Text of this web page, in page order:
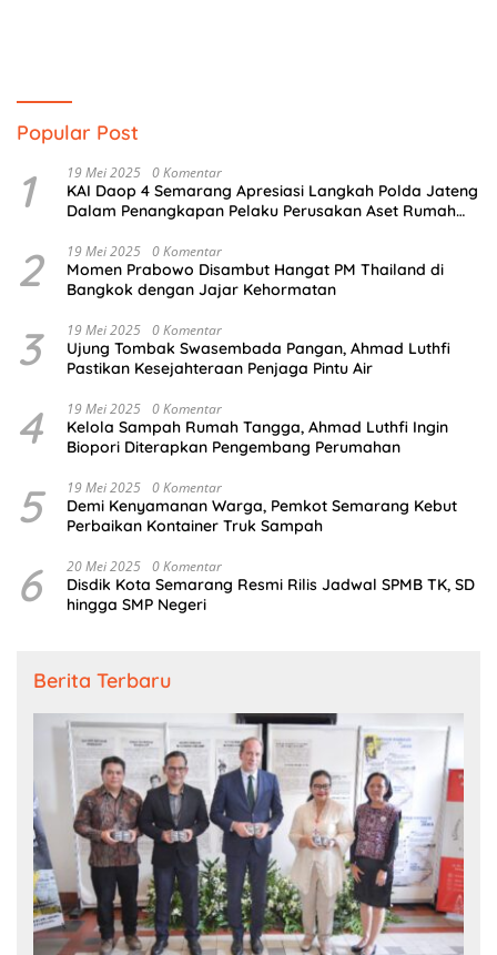
Popular Post
1 19 Mei 2025 0 Komentar
KAI Daop 4 Semarang Apresiasi Langkah Polda Jateng
Dalam Penangkapan Pelaku Perusakan Aset Rumah
2 19 Mei 2025 0 Komentar
Momen Prabowo Disambut Hangat PM Thailand di
Bangkok dengan Jajar Kehormatan
3 19 Mei 2025 0 Komentar
Ujung Tombak Swasembada Pangan, Ahmad Luthfi
Pastikan Kesejahteraan Penjaga Pintu Air
4 19 Mei 2025 0 Komentar
Kelola Sampah Rumah Tangga, Ahmad Luthfi Ingin
Biopori Diterapkan Pengembang Perumahan
5 19 Mei 2025 0 Komentar
Demi Kenyamanan Warga, Pemkot Semarang Kebut
Perbaikan Kontainer Truk Sampah
6 20 Mei 2025 0 Komentar
Disdik Kota Semarang Resmi Rilis Jadwal SPMB TK, SD
hingga SMP Negeri
Berita Terbaru